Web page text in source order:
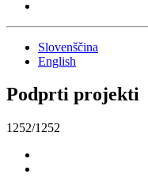
Slovenščina
English
Podprti projekti
1252/1252